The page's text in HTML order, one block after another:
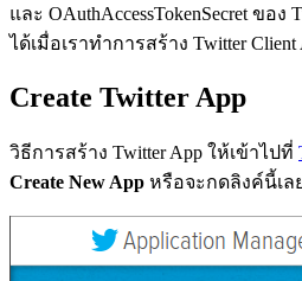
และ OAuthAccessTokenSecret ของ
ได้เมื่อเราทำการสร้าง Twitter Client
Create Twitter App
วิธีการสร้าง Twitter App ให้เข้าไปที่
Create New App หรือจะกดลิงค์นี้เล